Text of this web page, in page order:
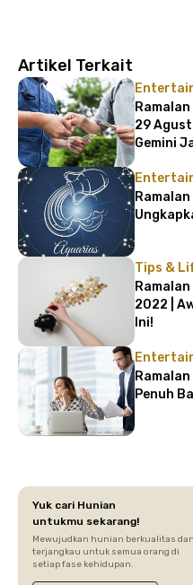
Artikel Terkait
29
Gemini
Tips &
2022 |
Ini!
Penuh
Yuk cari Hunian
untukmu sekarang!
Mewujudkan hunian berkualitas dan
terjangkau untuk semua orang di
setiap fase kehidupan.